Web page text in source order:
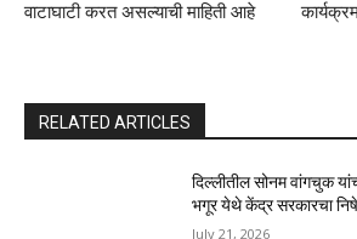
वाटाघाटी करत असल्याची माहिती आहे
RELATED ARTICLES
दिल्लीतील सोनम वांगचुक
भगूर येथे केंद्र सरकारचा
July 21, 2026